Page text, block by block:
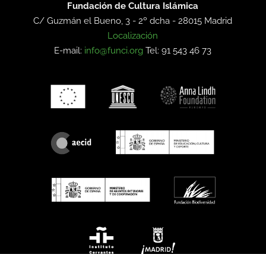
Fundación de Cultura Islámica
C/ Guzmán el Bueno, 3 - 2º dcha -28015 Madrid
Localización
E-mail: info@funci.org Tel: 91 543 46 73